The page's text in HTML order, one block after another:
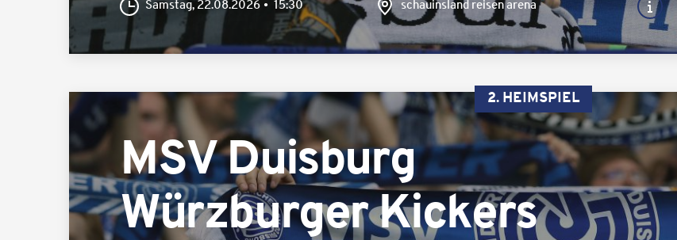
Samstag, 22.08.2026 15:30 schauinsland reisen arena
2. HEIMSPIEL
MSV Duisburg
Würzburger Kickers